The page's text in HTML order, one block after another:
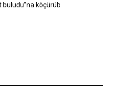
buludu”na köçürüb